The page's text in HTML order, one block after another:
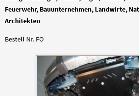
Feuerwehr, Bauunternehmen, Landwirte,
Architekten
Bestell Nr. FO